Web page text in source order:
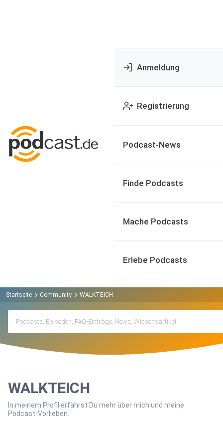
Anmeldung
Registrierung
Podcast-News
Finde Podcasts
Mache Podcasts
Erlebe Podcasts
Startseite Community WALKTEICH
WALKTEICH
In meinem Profil erfährst Du mehr über mich und meine
Podcast-Vorlieben.